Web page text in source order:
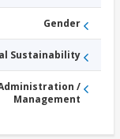
Gender
Social Sustainability
Land Administration /
Management